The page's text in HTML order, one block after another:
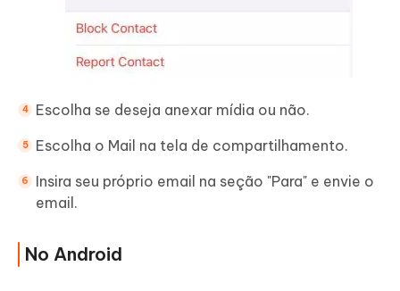
Escolha se deseja anexar mídia ou não.
Escolha o Mail na tela de compartilhamento.
Insira seu próprio email na seção "Para" e envie o
email.
No Android